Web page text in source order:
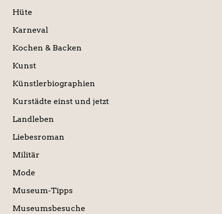
Hüte
Karneval
Kochen & Backen
Kunst
Künstlerbiographien
Kurstädte einst und jetzt
Landleben
Liebesroman
Militär
Mode
Museum-Tipps
Museumsbesuche